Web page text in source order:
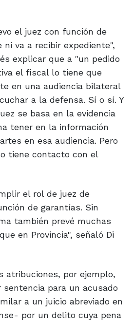
el juez con función de
va a recibir expediente",
explicar que a "un pedido
el fiscal lo tiene que
en una audiencia bilateral
a la defensa. Sí o sí. Y
se basa en la evidencia
tener en la información
en esa audiencia. Pero
tiene contacto con el
el rol de juez de
de garantías. Sin
también prevé muchas
en Provincia", señaló Di
atribuciones, por ejemplo,
para un acusado
a un juicio abreviado en
por un delito cuya pena